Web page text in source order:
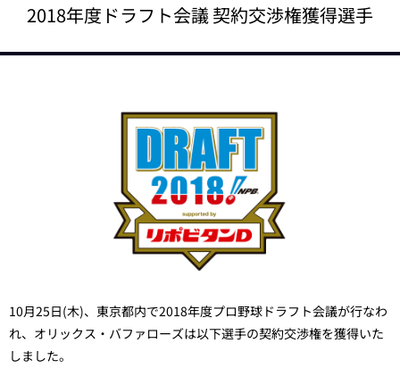
2018年度ドラフト会議 契約交渉権獲得選手
10月25日(木)、東京都内で2018年度プロ野球ドラフト会議が行なわ
れ、オリックス・バファローズは以下選手の契約交渉権を獲得いた
しました。